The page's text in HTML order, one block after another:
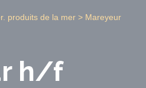
produits de la mer > Mareyeur
h/f